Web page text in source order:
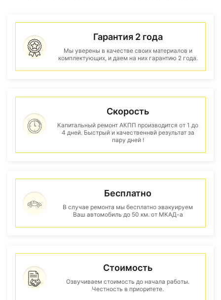
Гарантия 2 года
Мы уверены в качестве своих материалов и
комплектующих, и даем на них гарантию 2 года.
Скорость
Капитальный ремонт АКПП производится от 1 до
4 дней. Быстрый и качественнвй результат за
пару дней !
Бесплатно
В случае ремонта мы бесплатно эвакуируем
Ваш автомобиль до 50 км. от МКАД-а
Стоимость
Озвучиваем стоимость до начала работы.
Честность в приоритете.